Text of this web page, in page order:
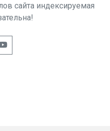
сайта индексируемая